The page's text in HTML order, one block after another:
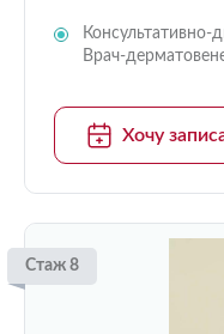
Консультативно-
Врач-
Хочу
Стаж 8